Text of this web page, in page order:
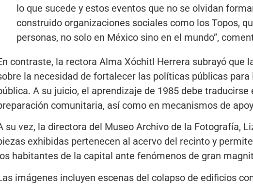
lo que sucede y estos eventos que no se olvidan
construido organizaciones sociales como los Topos,
personas, no solo en México sino en el mundo”,
contraste, la rectora Alma Xóchitl Herrera subrayó
la necesidad de fortalecer las políticas públicas
A su juicio, el aprendizaje de 1985 debe
comunitaria, así como en mecanismos de
su vez, la directora del Museo Archivo de la Fotografía,
exhibidas pertenecen al acervo del recinto y
habitantes de la capital ante fenómenos de gran
imágenes incluyen escenas del colapso de edificios